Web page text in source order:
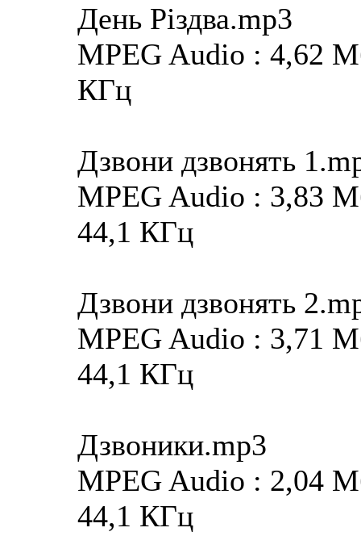
День Різдва.mp3
MPEG Audio : 4,62
КГц
Дзвони дзвонять
MPEG Audio : 3,83
44,1 КГц
Дзвони дзвонять
MPEG Audio : 3,71
44,1 КГц
Дзвоники.mp3
MPEG Audio : 2,04
44,1 КГц